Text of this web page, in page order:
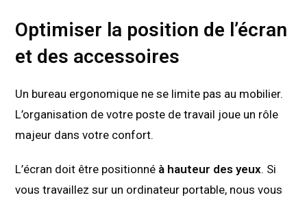
Optimiser la position de l’écran
et des accessoires
Un bureau ergonomique ne se limite pas au mobilier.
L’organisation de votre poste de travail joue un rôle
majeur dans votre confort.
L’écran doit être positionné à hauteur des yeux. Si
vous travaillez sur un ordinateur portable, nous vous